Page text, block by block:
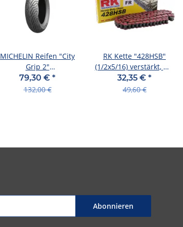
MICHELIN Reifen "City
Grip 2"
Weiterentwickelte, s
140/70-14 TL 6
79,30 € *
132,00 €
RK Kette "428HSB"
(1/2x5/16) verstärkt, mit
nahtlo 140 Glieder ro
32,35 € *
49,60 €
Abonnieren